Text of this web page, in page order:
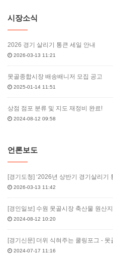
시장소식
2026 경기 살리기 통큰 세일 안내
2026-03-13 11:21
못골종합시장 배송배니저 모집 공고
2025-01-14 11:51
상점 점포 분류 및 지도 재정비 완료!
2024-08-12 09:58
언론보도
[경기도청] ‘2026년 상반기 경기살리기
2026-03-13 11:42
[경인일보] 수원 못골시장 축산물 원산
2024-08-12 10:20
[경기신문] 더위 식혀주는 쿨링포그 - 못
2024-07-17 11:16